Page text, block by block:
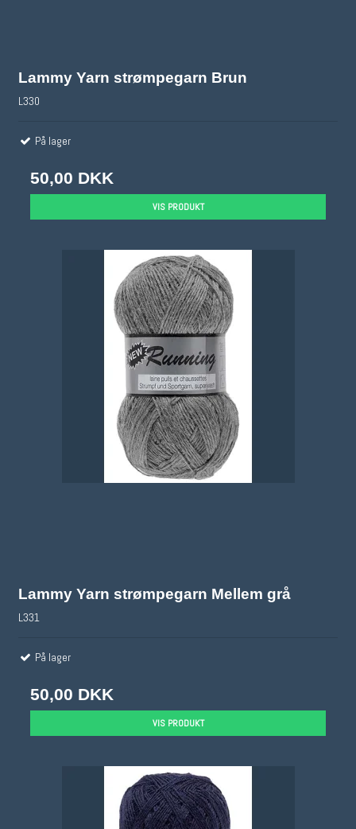
Lammy Yarn strømpegarn Brun
L330
På lager
50,00 DKK
VIS PRODUKT
Lammy Yarn strømpegarn Mellem grå
L331
På lager
50,00 DKK
VIS PRODUKT